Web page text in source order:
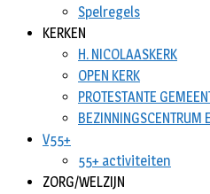
Spelregels
KERKEN
H. NICOLAASKERK
OPEN KERK
PROTESTANTE
BEZINNINGSCENTRUM
V55+
55+ activiteiten
ZORG/WELZIJN